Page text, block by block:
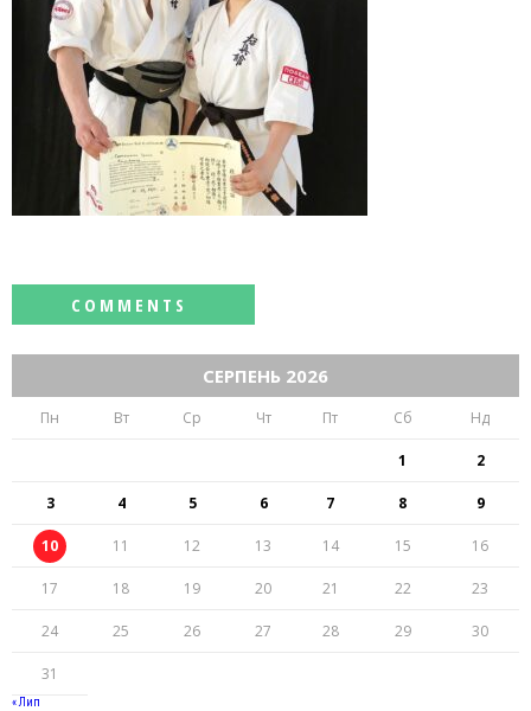
СЕРПЕНЬ 2026
Пн Вт Ср Чт Пт Сб Нд
1 2
3 4 5 6 7 8 9
10 11 12 13 14 15 16
17 18 19 20 21 22 23
24 25 26 27 28 29 30
31
« Лип